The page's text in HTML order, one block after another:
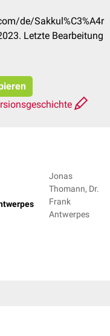
de/Sakkul%C3%A4r
Letzte Bearbeitung
Jonas
Thomann, Dr.
Frank
Antwerpes